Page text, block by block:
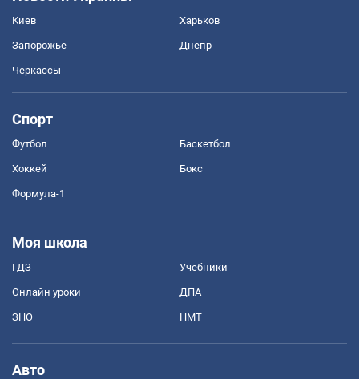
Киев Харьков
Запорожье Днепр
Черкассы
Спорт
Футбол Баскетбол
Хоккей Бокс
Формула-1
Моя школа
ГДЗ Учебники
Онлайн уроки ДПА
ЗНО НМТ
Авто